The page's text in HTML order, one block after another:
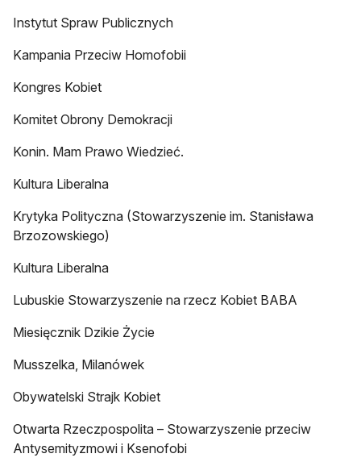
Instytut Spraw Publicznych
Kampania Przeciw Homofobii
Kongres Kobiet
Komitet Obrony Demokracji
Konin. Mam Prawo Wiedzieć.
Kultura Liberalna
Krytyka Polityczna (Stowarzyszenie im. Stanisława
Brzozowskiego)
Kultura Liberalna
Lubuskie Stowarzyszenie na rzecz Kobiet BABA
Miesięcznik Dzikie Życie
Musszelka, Milanówek
Obywatelski Strajk Kobiet
Otwarta Rzeczpospolita – Stowarzyszenie przeciw
Antysemityzmowi i Ksenofobi